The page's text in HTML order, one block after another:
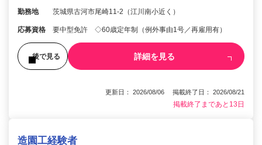
勤務地 茨城県古河市尾崎11-2（江川南小近く）
応募資格 要中型免許 ◇60歳定年制（例外事由1号／再雇用有）
後で見る 詳細を見る
更新日： 2026/08/06 掲載終了日： 2026/08/21
掲載終了まであと13日
造園工経験者